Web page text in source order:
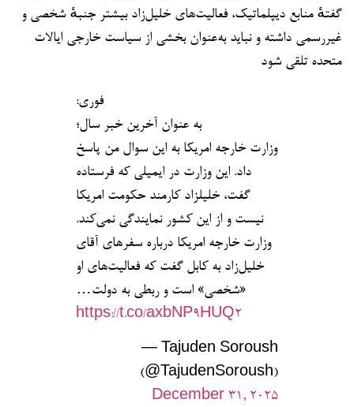
گفتهٔ منابع دیپلماتیک، فعالیت‌های خلیل‌زاد بیشتر جنبهٔ شخصی و
غیررسمی داشته و نباید به‌عنوان بخشی از سیاست خارجی ایالات
متحده تلقی شود
فوری:
به عنوان آخرین خبر سال؛
وزارت خارجه امریکا به این سوال من پاسخ
داد. این وزارت در ایمیلی که فرستاده
گفت، خلیلزاد کارمند حکومت امریکا
نیست و از این کشور نمایندگی نمی‌کند.
وزارت خارجه امریکا درباره سفرهای آقای
خلیل‌زاد به کابل گفت که فعالیت‌های او
«شخصی» است و ربطی به دولت…
https://t.co/axbNP9HUQ2
— Tajuden Soroush
(@TajudenSoroush)
December 31, 2025